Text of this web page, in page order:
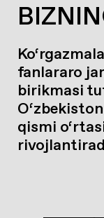
fanlararo
birikmasi
qismi